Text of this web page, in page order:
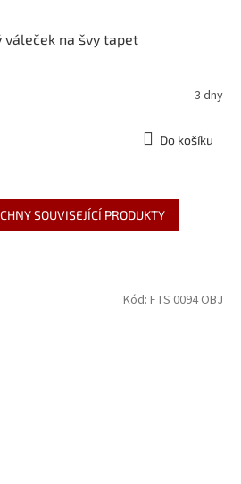
váleček na švy tapet
3 dny
Do košíku
SOUVISEJÍCÍ PRODUKTY
Kód: FTS 0094 OBJ